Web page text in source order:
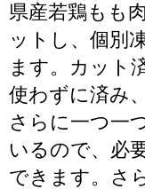
県産若鶏もも
ットし、個別
ます。カット
使わずに済み
さらに一つ一
いるので、必
できます。さ